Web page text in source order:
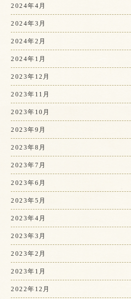
2024年4月
2024年3月
2024年2月
2024年1月
2023年12月
2023年11月
2023年10月
2023年9月
2023年8月
2023年7月
2023年6月
2023年5月
2023年4月
2023年3月
2023年2月
2023年1月
2022年12月